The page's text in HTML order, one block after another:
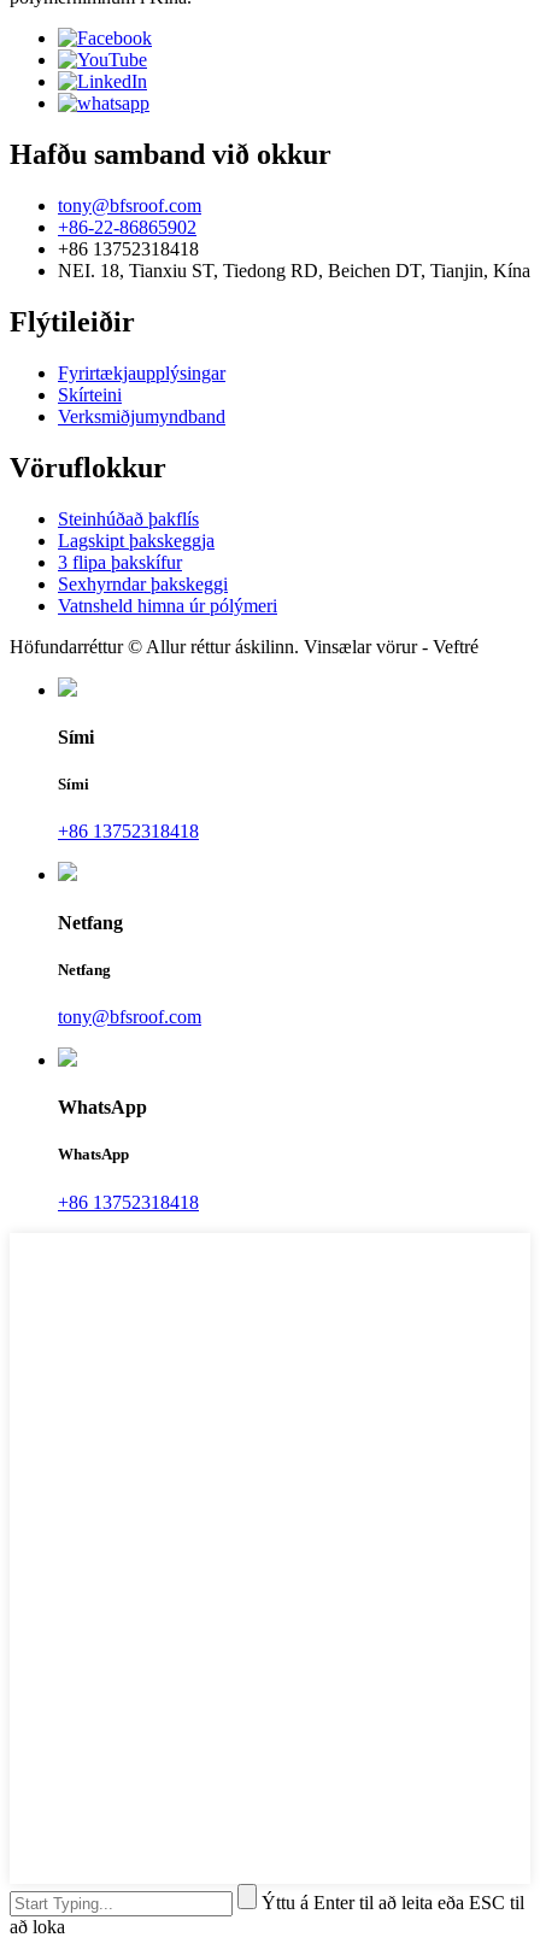
Hafðu samband við okkur
tony@bfsroof.com
+86-22-86865902
+86 13752318418
NEI. 18, Tianxiu ST, Tiedong RD, Beichen DT, Tianjin, Kína
Flýtileiðir
Fyrirtækjaupplýsingar
Skírteini
Verksmiðjumyndband
Vöruflokkur
Steinhúðað þakflís
Lagskipt þakskeggja
3 flipa þakskífur
Sexhyrndar þakskeggi
Vatnsheld himna úr pólýmeri
Höfundarréttur © Allur réttur áskilinn. Vinsælar vörur - Veftré
Sími
Sími
+86 13752318418
Netfang
Netfang
tony@bfsroof.com
WhatsApp
WhatsApp
+86 13752318418
Ýttu á Enter til að leita eða ESC til
að loka